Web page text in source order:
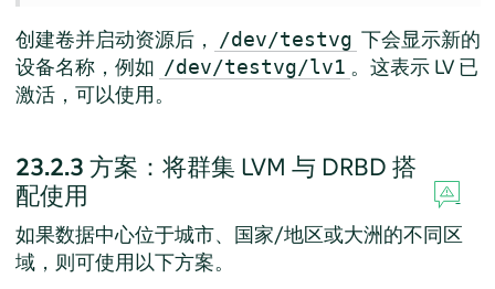
创建卷并启动资源后， /dev/testvg 下会显示新的
设备名称，例如 /dev/testvg/lv1 。这表示 LV 已
激活，可以使用。
23.2.3 方案：将群集 LVM 与 DRBD 搭
配使用
如果数据中心位于城市、国家/地区或大洲的不同区
域，则可使用以下方案。